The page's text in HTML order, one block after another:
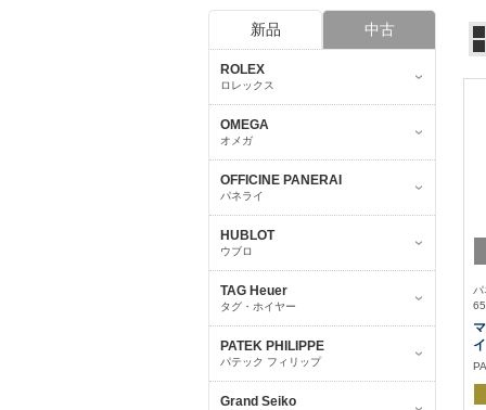
パ
新品 中古
ROLEX
ロレックス
OMEGA
オメガ
OFFICINE PANERAI
パネライ
HUBLOT
ウブロ
TAG Heuer
タグ・ホイヤー
PATEK PHILIPPE
パテック フィリップ
Grand Seiko